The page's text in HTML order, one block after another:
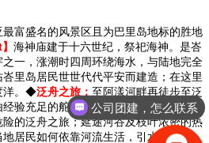
富盛名的风景区且为巴里岛地标的胜地
海神庙建于十六世纪，祭祀海神。是峇
一，涨潮时四周环绕海水，与陆地完全
里岛居民世世代代平安而建造；在这里
洋。◆泛舟之旅： 至阿漾河畔再徒步至泛
验充足的舵手指导员带领大家展开活泼
的泛舟之旅；延途河谷及枝叶浓密的热
居民如何依靠河流生活，引水灌溉稻
公司团建，怎么联系